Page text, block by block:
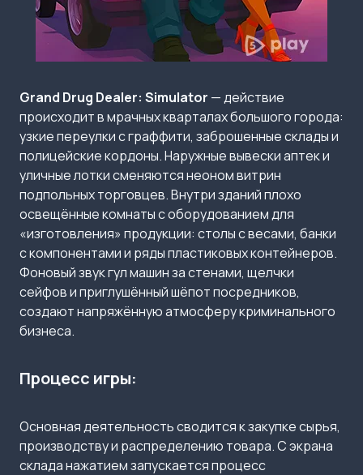
Grand Drug Dealer: Simulator — действие
происходит в мрачных кварталах большого города:
узкие переулки с граффити, заброшенные склады и
полицейские кордоны. Наружные вывески аптек и
уличные лотки сменяются неоном витрин
подпольных торговцев. Внутри зданий плохо
освещённые комнаты с оборудованием для
«изготовления» продукции: столы с весами, банки
с компонентами и ряды пластиковых контейнеров.
Фоновый звук гул машин за стенами, щелчки
сейфов и приглушённый шёпот посредников,
создают напряжённую атмосферу криминального
бизнеса.
Процесс игры:
Основная деятельность сводится к закупке сырья,
производству и распределению товара. С экрана
склада нажатием запускается процесс